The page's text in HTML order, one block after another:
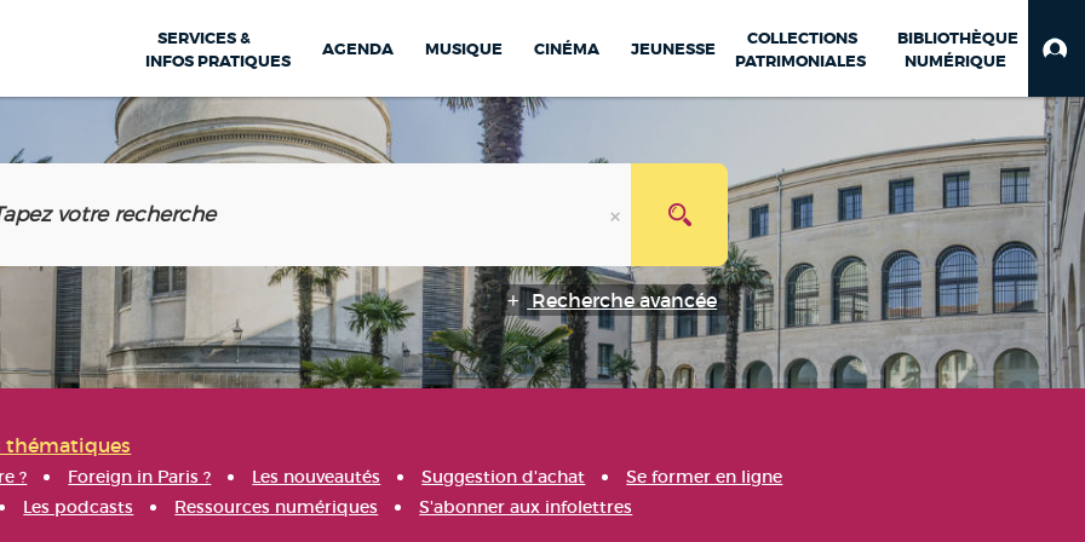
SERVICES &
INFOS PRATIQUES
AGENDA MUSIQUE CINÉMA JEUNESSE
COLLECTIONS
PATRIMONIALES
BIBLIOTHÈQUE
NUMÉRIQUE
Recherche avancée
thématiques
? Foreign in Paris ? Les nouveautés Suggestion d'achat
Se former en ligne
Les podcasts Ressources numériques S'abonner aux infolettres